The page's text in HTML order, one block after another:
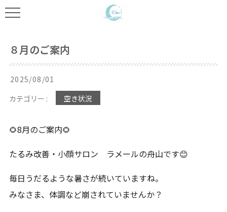
８月のご案内
2025/08/01
カテゴリー :
空き状況
🌻8月のご案内🌻
たるみ改善・小顔サロン ラメールの舟山です😊
毎日うだるような暑さが続いていますね。
みなさま、体調など崩されていませんか？